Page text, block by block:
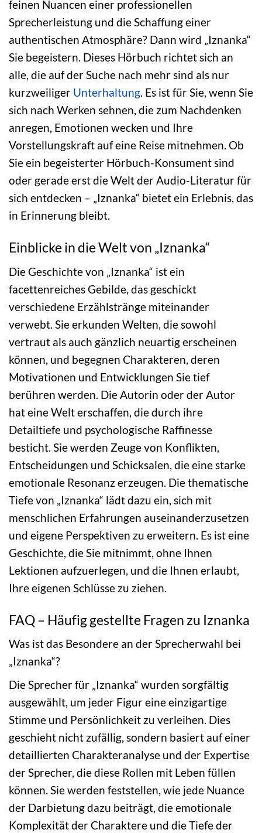
feinen Nuancen einer professionellen
Sprecherleistung und die Schaffung einer
authentischen Atmosphäre? Dann wird „Iznanka“
Sie begeistern. Dieses Hörbuch richtet sich an
alle, die auf der Suche nach mehr sind als nur
kurzweiliger Unterhaltung. Es ist für Sie, wenn Sie
sich nach Werken sehnen, die zum Nachdenken
anregen, Emotionen wecken und Ihre
Vorstellungskraft auf eine Reise mitnehmen. Ob
Sie ein begeisterter Hörbuch-Konsument sind
oder gerade erst die Welt der Audio-Literatur für
sich entdecken – „Iznanka“ bietet ein Erlebnis, das
in Erinnerung bleibt.
Einblicke in die Welt von „Iznanka“
Die Geschichte von „Iznanka“ ist ein
facettenreiches Gebilde, das geschickt
verschiedene Erzählstränge miteinander
verwebt. Sie erkunden Welten, die sowohl
vertraut als auch gänzlich neuartig erscheinen
können, und begegnen Charakteren, deren
Motivationen und Entwicklungen Sie tief
berühren werden. Die Autorin oder der Autor
hat eine Welt erschaffen, die durch ihre
Detailtiefe und psychologische Raffinesse
besticht. Sie werden Zeuge von Konflikten,
Entscheidungen und Schicksalen, die eine starke
emotionale Resonanz erzeugen. Die thematische
Tiefe von „Iznanka“ lädt dazu ein, sich mit
menschlichen Erfahrungen auseinanderzusetzen
und eigene Perspektiven zu erweitern. Es ist eine
Geschichte, die Sie mitnimmt, ohne Ihnen
Lektionen aufzuerlegen, und die Ihnen erlaubt,
Ihre eigenen Schlüsse zu ziehen.
FAQ – Häufig gestellte Fragen zu Iznanka
Was ist das Besondere an der Sprecherwahl bei
„Iznanka“?
Die Sprecher für „Iznanka“ wurden sorgfältig
ausgewählt, um jeder Figur eine einzigartige
Stimme und Persönlichkeit zu verleihen. Dies
geschieht nicht zufällig, sondern basiert auf einer
detaillierten Charakteranalyse und der Expertise
der Sprecher, die diese Rollen mit Leben füllen
können. Sie werden feststellen, wie jede Nuance
der Darbietung dazu beiträgt, die emotionale
Komplexität der Charaktere und die Tiefe der